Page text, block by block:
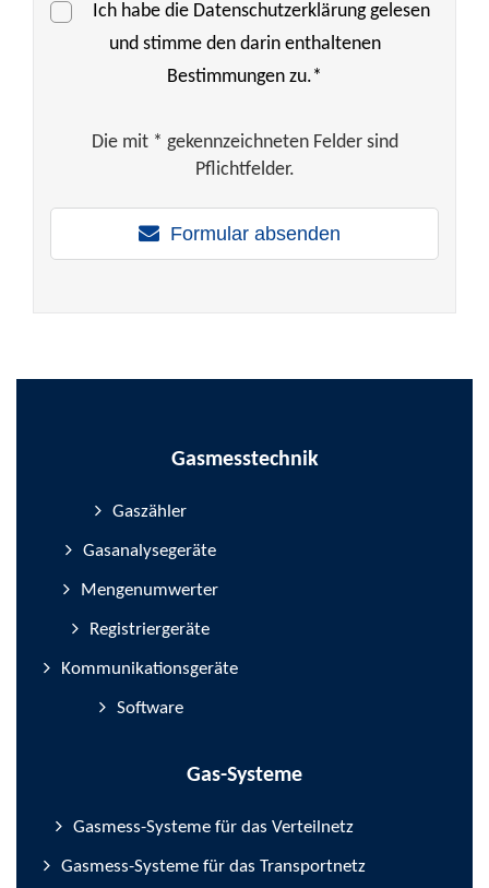
Ich habe die Datenschutzerklärunggelesen
und stimme den darin enthaltenen
Bestimmungen zu.*
Die mit * gekennzeichneten Felder sind
Pflichtfelder.
Formular absenden
Gasmesstechnik
Gaszähler
Gasanalysegeräte
Mengenumwerter
Registriergeräte
Kommunikationsgeräte
Software
Gas-Systeme
Gasmess-Systeme für das Verteilnetz
Gasmess-Systeme für das Transportnetz